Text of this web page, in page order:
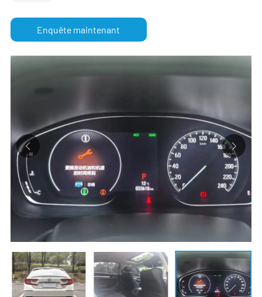
Enquête maintenant